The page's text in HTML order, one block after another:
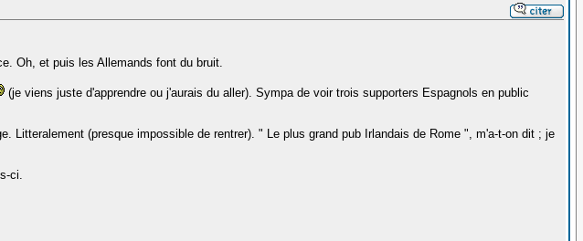
Oh, et puis les Allemands font du bruit.
(je viens juste d'apprendre ou j'aurais du aller). Sympa de voir trois supporters Espagnols en public
Litteralement (presque impossible de rentrer). " Le plus grand pub Irlandais de Rome ", m'a-t-on dit ; je
ci.